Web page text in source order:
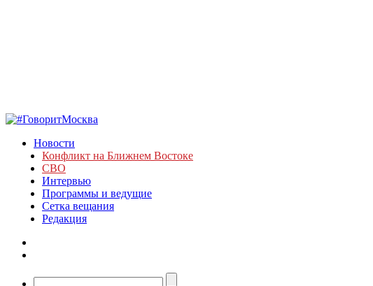
Новости
Конфликт на Ближнем Востоке
СВО
Интервью
Программы и ведущие
Сетка вещания
Редакция